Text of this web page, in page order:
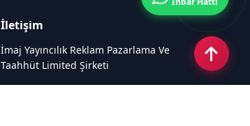
İletişim
İmaj Yayıncılık Reklam Pazarlama Ve
Taahhüt Limited Şirketi